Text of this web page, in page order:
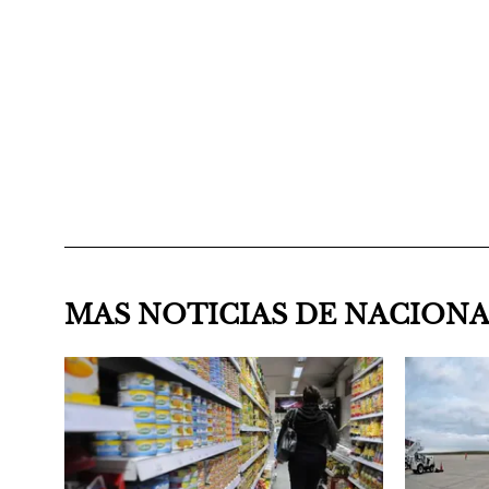
MAS NOTICIAS DE